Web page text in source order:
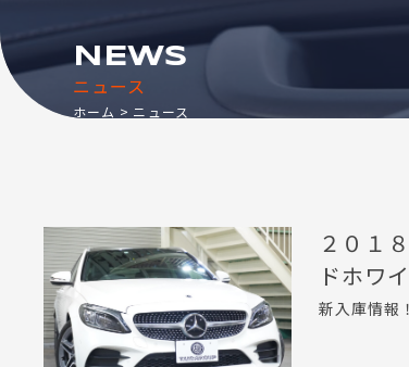
ニュース
NEWS
ホーム ニュース
２０１
ドホワ
新入庫情